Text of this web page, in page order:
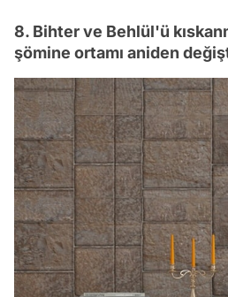
8. Bihter ve Behlül'ü
şömine ortamı aniden